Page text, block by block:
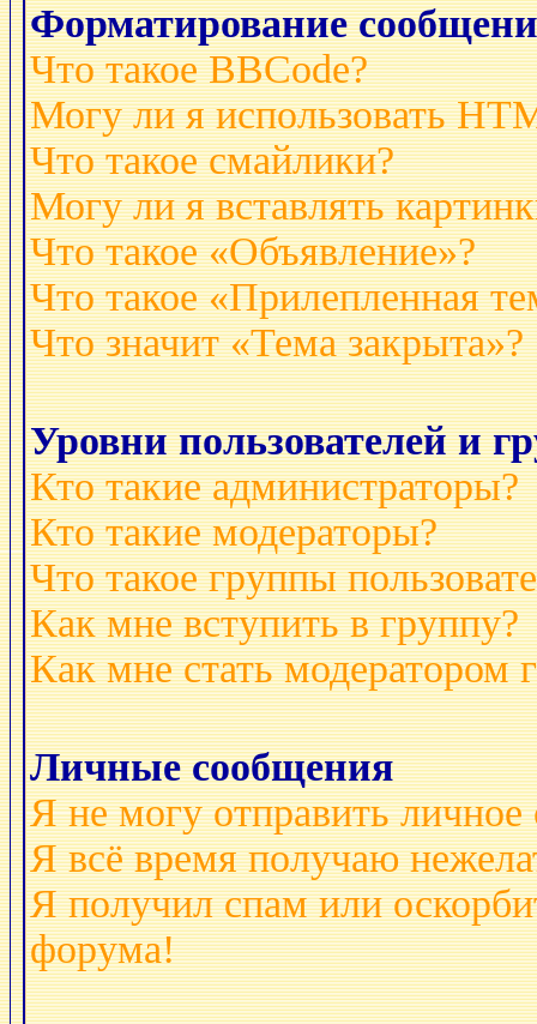
Форматирование
Что такое BBCode?
Могу ли я использовать
Что такое смайлики?
Могу ли я вставлять
Что такое «Объявление»?
Что такое «Прилепленная
Что значит «Тема закрыта»?
Уровни пользователей и
Кто такие администраторы?
Кто такие модераторы?
Что такое группы
Как мне вступить в группу?
Как мне стать модератором
Личные сообщения
Я не могу отправить
Я всё время получаю
Я получил спам или
форума!